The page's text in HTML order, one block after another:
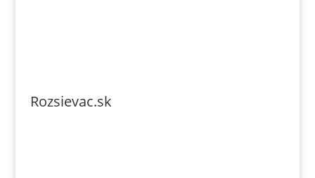
Rozsievac.sk